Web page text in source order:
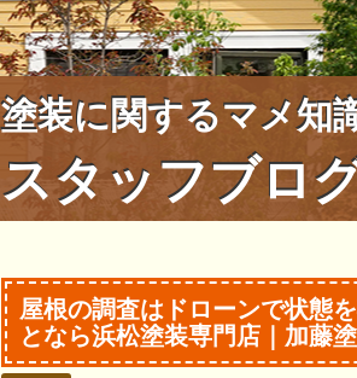
塗装に関するマメ知
スタッフブロ
屋根の調査はドローンで状態
となら浜松塗装専門店｜加藤